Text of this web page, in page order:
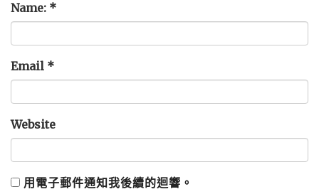
Name: *
Email *
Website
用電子郵件通知我後續的迴響。